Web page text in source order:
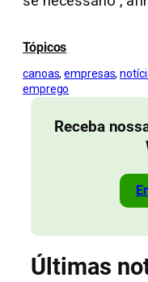
Tópicos
canoas, empresas,
emprego
Receba
Últimas